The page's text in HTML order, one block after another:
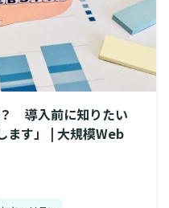
導入前に知りたい
ます」 | 大規模Web